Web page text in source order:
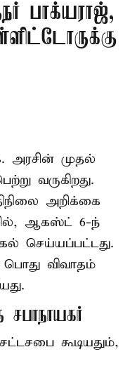
பாக்யராஜ்,
அரசின் முதல்
வருகிறது.
அறிக்கை
ஆகஸ்ட் 6-ந்
செய்யப்பட்டது.
விவாதம்
கூடியதும்,